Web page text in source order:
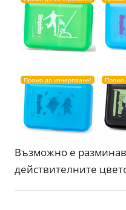
Промо до изчерпване! Промо
Възможно е
действителните